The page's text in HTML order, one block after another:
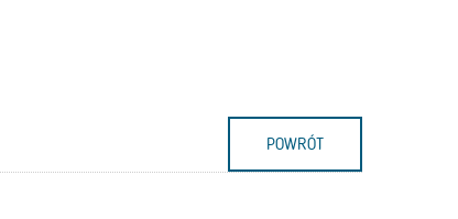
POWRÓT